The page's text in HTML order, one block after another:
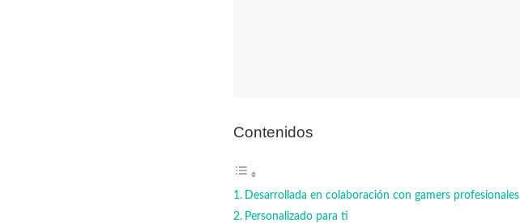
Contenidos
Desarrollada en colaboración con gamers profesionales
Personalizado para ti